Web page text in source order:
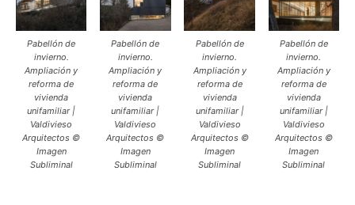
Pabellón de
invierno.
Ampliación y
reforma de
vivienda
unifamiliar |
Valdivieso
Arquitectos ©
Imagen
Subliminal
Pabellón de
invierno.
Ampliación y
reforma de
vivienda
unifamiliar |
Valdivieso
Arquitectos ©
Imagen
Subliminal
Pabellón de
invierno.
Ampliación y
reforma de
vivienda
unifamiliar |
Valdivieso
Arquitectos ©
Imagen
Subliminal
Pabellón de
invierno.
Ampliación y
reforma de
vivienda
unifamiliar |
Valdivieso
Arquitectos ©
Imagen
Subliminal